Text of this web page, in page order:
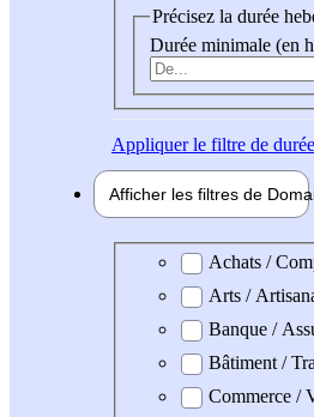
Précisez la durée
Durée minimale (en
Appliquerle filtre de
Afficher les filtres de
Domaine professionel
Achats /
Arts /
Banque /
Bâtiment /
Commerce /